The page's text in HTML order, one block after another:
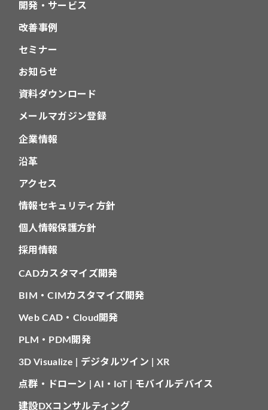
開発・サービス
改善事例
セミナー
お知らせ
資料ダウンロード
メールマガジン登録
企業情報
沿革
アクセス
情報セキュリティ方針
個人情報保護方針
採用情報
CADカスタマイズ開発
BIM・CIMカスタマイズ開発
Web CAD・Cloud開発
PLM・PDM開発
3D Visualize | デジタルツイン | XR
点群・ドローン | AI・IoT | モバイルデバイス
建設DXコンサルティング